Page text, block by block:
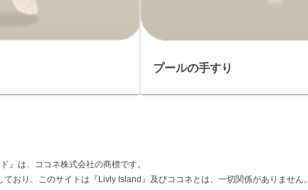
プールの手すり
』は、ココネ株式会社の商標です。
おり、このサイトは『Livly Island』及びココネとは、一切関係がありません。